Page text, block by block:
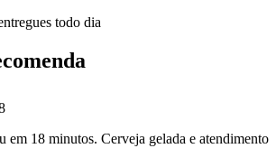
todo dia
em 18 minutos. Cerveja gelada e atendimento